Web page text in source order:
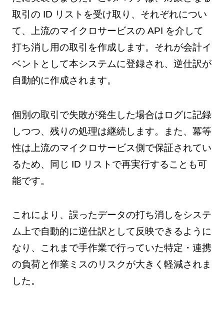
取引の ID リストを受け取り、それぞれについ
て、上流のマイクロサービスの API を介して
打ち消し用の取引を作成します。それが会計イ
ベントとして本システムに登録され、逆仕訳が
自動的に作成されます。
個別の取引で失敗が発生した場合はログに記録
しつつ、残りの処理は継続します。また、冪等
性は上流のマイクロサービス側で保証されてい
るため、同じ ID リストで再実行することも可
能です。
これにより、誤ったデータの打ち消しをシステ
ム上で自動的に逆仕訳として反映できるように
なり、これまで手作業で行っていた特定・連携
の負荷と作業ミスのリスクが大きく軽減されま
した。